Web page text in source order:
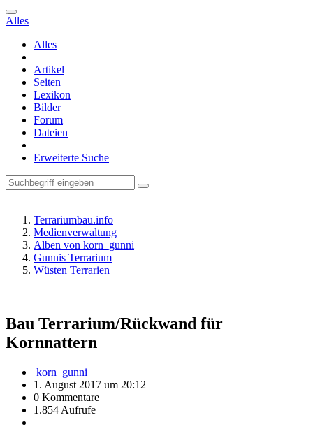
Alles
Alles
Artikel
Seiten
Lexikon
Bilder
Forum
Dateien
Erweiterte Suche
Terrariumbau.info
Medienverwaltung
Alben von korn_gunni
Gunnis Terrarium
Wüsten Terrarien
Bau Terrarium/Rückwand für
Kornnattern
korn_gunni
1. August 2017 um 20:12
0 Kommentare
1.854 Aufrufe